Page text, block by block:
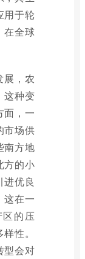
用于轮
在全球
展，农
这种变
面，一
市场供
南方地
方的小
进优良
这在一
的压
性。
型会对